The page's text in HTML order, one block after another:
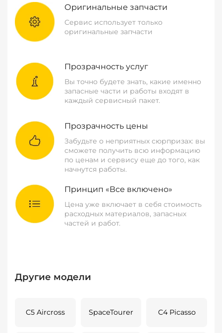
Оригинальные запчасти
Сервис использует только
оригинальные запчасти
Прозрачность услуг
Вы точно будете знать, какие именно
запасные части и работы входят в
каждый сервисный пакет.
Прозрачность цены
Забудьте о неприятных сюрпризах: вы
сможете получить всю информацию
по ценам и сервису еще до того, как
начнутся работы.
Принцип «Все включено»
Цена уже включает в себя стоимость
расходных материалов, запасных
частей и работ.
Другие модели
C5 Aircross SpaceTourer C4 Picasso